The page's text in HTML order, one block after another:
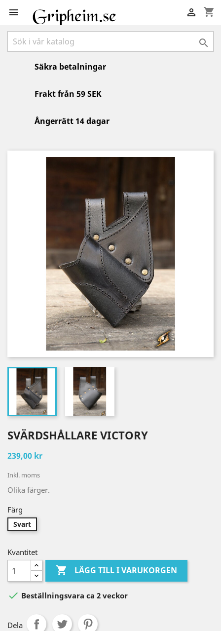
 shopping_cart


Säkra betalningar
Frakt från 59 SEK
Ångerrätt 14 dagar
SVÄRDSHÅLLARE VICTORY
239,00 kr
Inkl. moms
Olika färger.
Färg
Svart
Kvantitet
 LÄGG TILL I VARUKORGEN
 Beställningsvara ca 2 veckor
Dela